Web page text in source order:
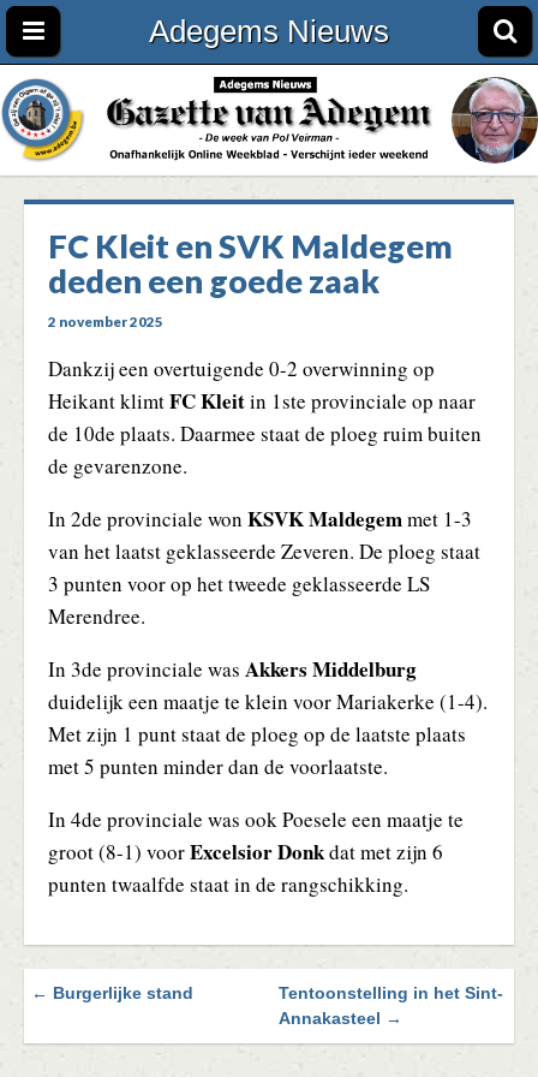
Adegems Nieuws
FC Kleit en SVK Maldegem
deden een goede zaak
2 november 2025
Dankzij een overtuigende 0-2 overwinning op
Heikant klimtFC Kleitin 1ste provinciale op naar
de 10de plaats. Daarmee staat de ploeg ruim buiten
de gevarenzone.
In 2de provinciale won KSVK Maldegemmet 1-3
van het laatst geklasseerde Zeveren. De ploeg staat
3 punten voor op het tweede geklasseerde LS
Merendree.
In 3de provinciale was Akkers Middelburg
duidelijk een maatje te klein voor Mariakerke (1-4).
Met zijn 1 punt staat de ploeg op de laatste plaats
met 5 punten minder dan de voorlaatste.
In 4de provinciale was ook Poesele een maatje te
groot (8-1) voorExcelsior Donkdat met zijn 6
punten twaalfde staat in de rangschikking.
Blader
door
← Burgerlijke stand
Tentoonstelling in het Sint-
Annakasteel →